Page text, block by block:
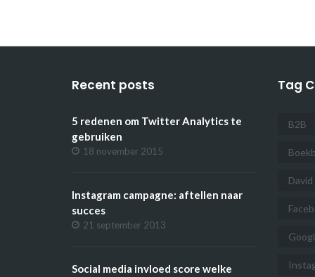
Recent posts
5 redenen om Twitter Analytics te
gebruiken
18 november 2015
Instagram campagne: aftellen naar
succes
21 september 2013
Social media invloed score welke
Tag
B2B